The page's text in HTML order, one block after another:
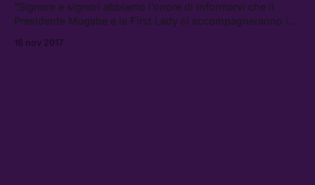
“Signore e signori abbiamo l’onore di informarvi che il
Presidente Mugabe e la First Lady ci accompagneranno in
16 nov 2017